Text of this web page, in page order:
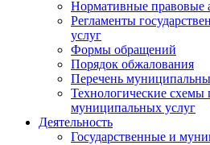
Нормативные правовые
Регламенты
услуг
Формы обращений
Порядок обжалования
Перечень
Технологические схемы
муниципальных услуг
Деятельность
Государственные и